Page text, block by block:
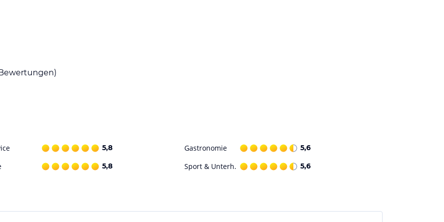
schwimmen. Der Wellnessbereich
Zusätzlich gibt es einen Spielplatz für
Gewähr. Bitte lies vor der Buchung die
5,8 Gastronomie 5,6
5,8 Sport & Unterh. 5,6